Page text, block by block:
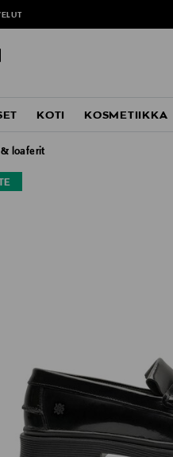
KOTI KOSMETIIKKA
loaferit